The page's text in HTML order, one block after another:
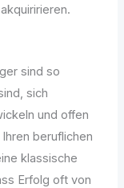
sind so
sich
und offen
beruflichen
klassische
Erfolg oft von